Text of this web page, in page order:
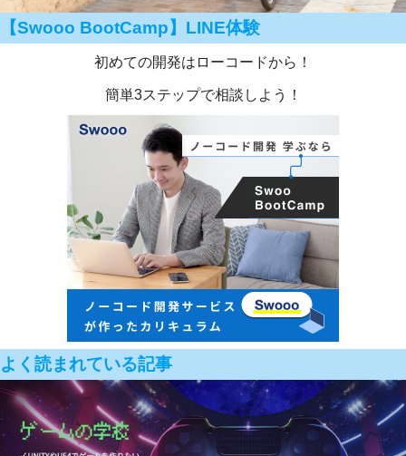
【Swooo BootCamp】LINE体験
初めての開発はローコードから！
簡単3ステップで相談しよう！
よく読まれている記事